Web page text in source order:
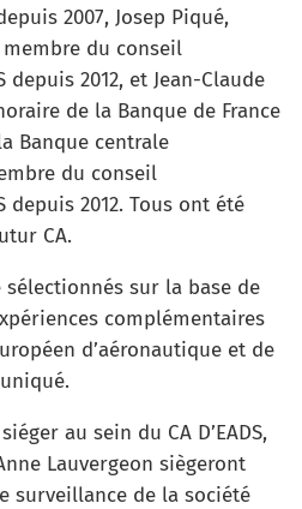
2007, Josep Piqué,
du conseil
depuis 2012, et Jean-Claude
de la Banque de France
Banque centrale
du conseil
depuis 2012. Tous ont été
CA.
sur la base de
complémentaires
d’aéronautique et de
au sein du CA D’EADS,
Lauvergeon siègeront
surveillance de la société